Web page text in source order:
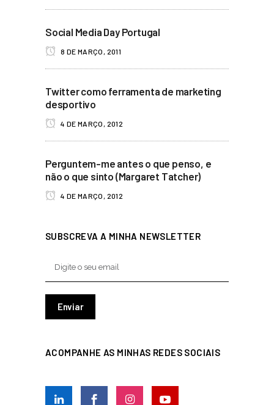
Social Media Day Portugal
8 DE MARÇO, 2011
Twitter como ferramenta de marketing
desportivo
4 DE MARÇO, 2012
Perguntem-me antes o que penso, e
não o que sinto (Margaret Tatcher)
4 DE MARÇO, 2012
SUBSCREVA A MINHA NEWSLETTER
ACOMPANHE AS MINHAS REDES SOCIAIS